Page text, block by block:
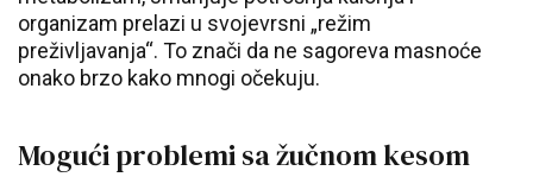
organizam prelazi u svojevrsni „režim
preživljavanja“. To znači da ne sagoreva masnoće
onako brzo kako mnogi očekuju.
Mogući problemi sa žučnom kesom